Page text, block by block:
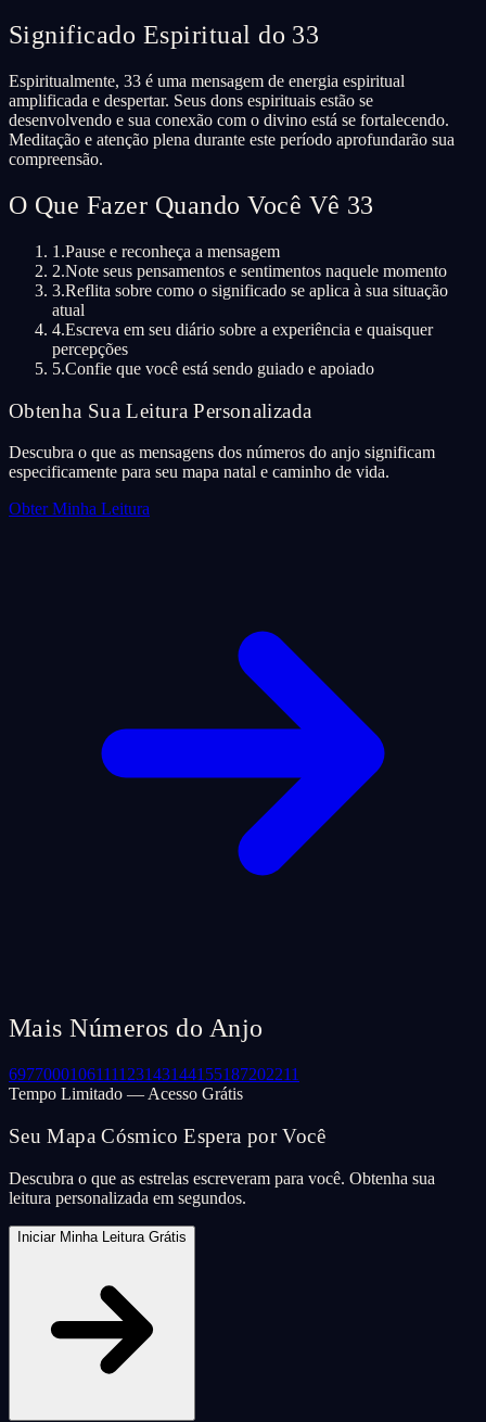
Significado Espiritual do 33
Espiritualmente, 33 é uma mensagem de energia espiritual
amplificada e despertar. Seus dons espirituais estão se
desenvolvendo e sua conexão com o divino está se fortalecendo.
Meditação e atenção plena durante este período aprofundarão sua
compreensão.
O Que Fazer Quando Você Vê 33
1.Pause e reconheça a mensagem
2.Note seus pensamentos e sentimentos naquele momento
3.Reflita sobre como o significado se aplica à sua situação
atual
4.Escreva em seu diário sobre a experiência e quaisquer
percepções
5.Confie que você está sendo guiado e apoiado
Obtenha Sua Leitura Personalizada
Descubra o que as mensagens dos números do anjo significam
especificamente para seu mapa natal e caminho de vida.
Obter Minha Leitura
Mais Números do Anjo
6977000106111123143144155187202211
Tempo Limitado — Acesso Grátis
Seu Mapa Cósmico Espera por Você
Descubra o que as estrelas escreveram para você. Obtenha sua
leitura personalizada em segundos.
Iniciar Minha Leitura Grátis